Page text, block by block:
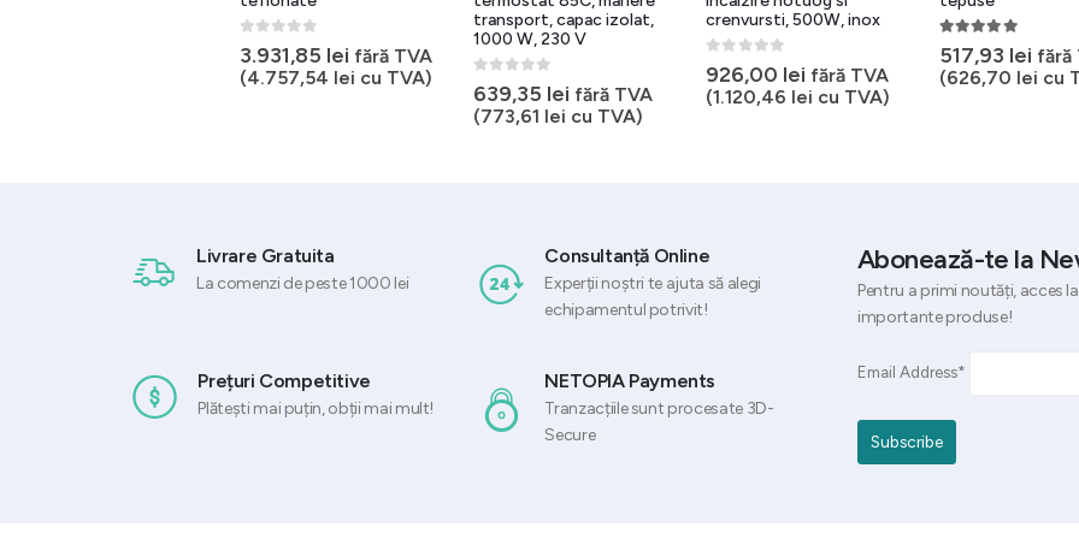
0out of 5
3.931,85 lei fără TVA
(4.757,54 lei cu TVA)
transport, capac izolat,
1000 W, 230 V
0out of 5
639,35 lei fără TVA
(773,61 lei cu TVA)
crenvursti, 500W, inox
0out of 5
926,00 lei fără TVA
(1.120,46 lei cu TVA)
5.00out of 5
517,93 lei fără
(626,70 lei cu
Livrare Gratuita
La comenzi de peste 1000 lei
Consultanță Online
Experții noștri te ajuta să alegi
echipamentul potrivit!
Prețuri Competitive
Plătești mai puțin, obții mai mult!
NETOPIA Payments
Tranzacțiile sunt procesate 3D-
Secure
Abonează-te la
Pentru a primi noutăți, acces
importante produse!
Email Address*